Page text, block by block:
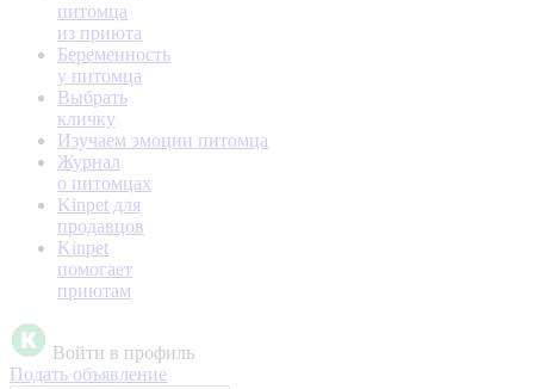
питомца
из приюта
Беременность
у питомца
Выбрать
кличку
Изучаем эмоции питомца
Журнал
о питомцах
Kinpet для
продавцов
Kinpet
помогает
приютам
Войти в профиль
Подать объявление